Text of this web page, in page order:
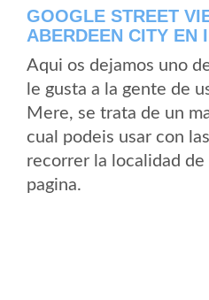
GOOGLE STREET
ABERDEEN CITY EN
Aqui os dejamos uno
le gusta a la gente de
Mere, se trata de un
cual podeis usar con
recorrer la localidad
pagina.